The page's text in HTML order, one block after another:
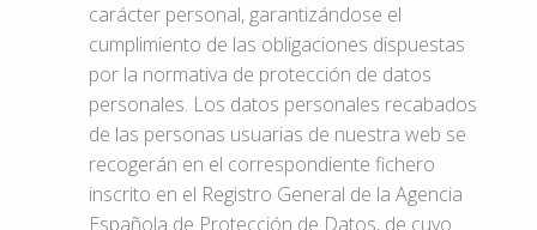
carácter personal, garantizándose el
cumplimiento de las obligaciones dispuestas
por la normativa de protección de datos
personales. Los datos personales recabados
de las personas usuarias de nuestra web se
recogerán en el correspondiente fichero
inscrito en el Registro General de la Agencia
Española de Protección de Datos, de cuyo